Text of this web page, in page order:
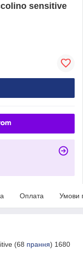
sensitive
Оплата Умови
(68 прання) 1680